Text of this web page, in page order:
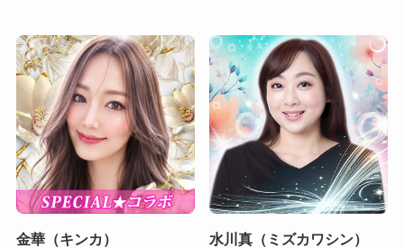
金華（キンカ） 水川真（ミズカワシン）